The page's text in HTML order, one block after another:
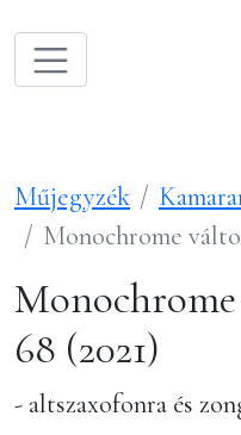
Műjegyzék
Monochrome
68 (2021)
- altszaxofonra és